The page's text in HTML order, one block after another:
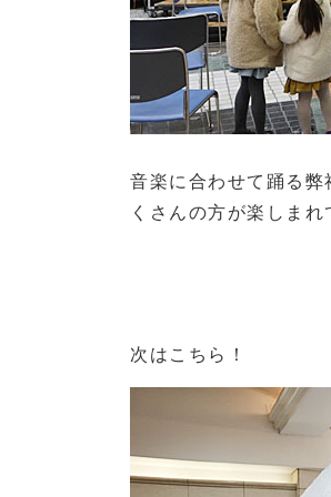
音楽に合わせて踊る
くさんの方が楽しまれ
次はこちら！